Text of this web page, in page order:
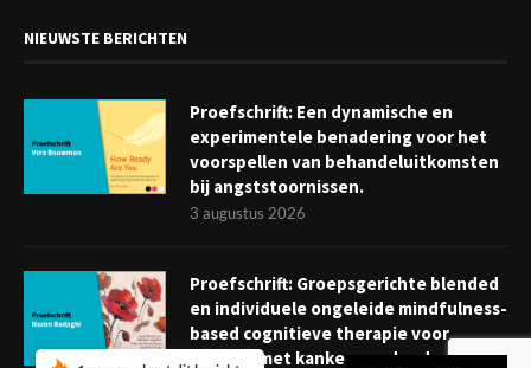
NIEUWSTE BERICHTEN
Proefschrift: Een dynamische en
experimentele benadering voor het
voorspellen van behandeluitkomsten
bij angststoornissen.
3 augustus 2026
Proefschrift: Groepsgerichte blended
en individuele ongeleide mindfulness-
based cognitieve therapie voor
mensen met kanker: verder dan